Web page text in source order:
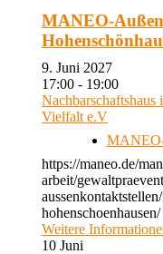
MANEO-
9. Juni 2027
17:00 - 19:00
Vielfalt e.V
https://maneo.de/
arbeit/
hohenschoenhausen/
Weitere
10 Juni